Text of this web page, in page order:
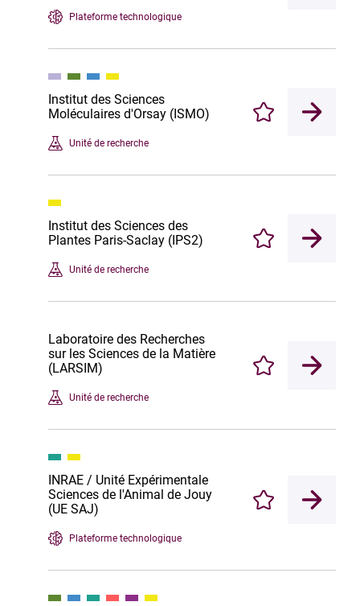
Plateforme technologique
Institut des Sciences
Moléculaires d'Orsay (ISMO)
Unité de recherche
Enregistrer
Institut des Sciences des
Plantes Paris-Saclay (IPS2)
Unité de recherche
Enregistrer
Laboratoire des Recherches
sur les Sciences de la Matière
(LARSIM)
Unité de recherche
Enregistrer
INRAE / Unité Expérimentale
Sciences de l'Animal de Jouy
(UE SAJ)
Plateforme technologique
Enregistrer